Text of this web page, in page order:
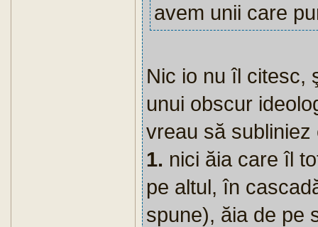
avem unii care
Nic io nu îl citesc,
unui obscur
vreau să subliniez
1. nici ăia care îl
pe altul, în
spune), ăia de pe